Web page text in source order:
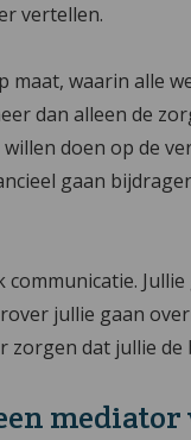
vertellen.
maat, waarin alle
dan alleen de
doen op de
gaan
jullie gaan
dat jullie